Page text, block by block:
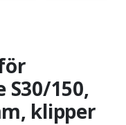
S30/150,
klipper